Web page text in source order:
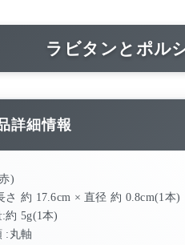
ラビタンとポル
詳細情報
)
さ 約 17.6cm × 直径 約 0.8cm(1本)
約 5g(1本)
:丸軸